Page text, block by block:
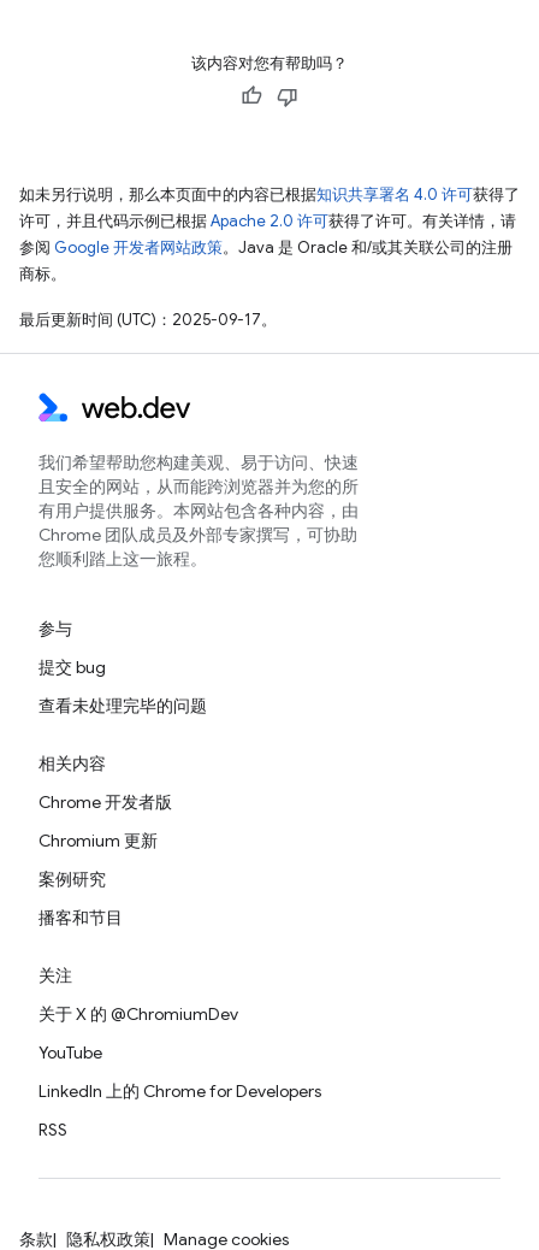
该内容对您有帮助吗？
如未另行说明，那么本页面中的内容已根据知识共享署名 4.0 许可获得了
许可，并且代码示例已根据Apache 2.0 许可获得了许可。有关详情，请
参阅 Google 开发者网站政策。Java 是 Oracle 和/或其关联公司的注册
商标。
最后更新时间 (UTC)：2025-09-17。
我们希望帮助您构建美观、易于访问、快速
且安全的网站，从而能跨浏览器并为您的所
有用户提供服务。本网站包含各种内容，由
Chrome 团队成员及外部专家撰写，可协助
您顺利踏上这一旅程。
参与
提交 bug
查看未处理完毕的问题
相关内容
Chrome 开发者版
Chromium 更新
案例研究
播客和节目
关注
关于 X 的 @ChromiumDev
YouTube
LinkedIn 上的 Chrome for Developers
RSS
条款 隐私权政策 Manage cookies